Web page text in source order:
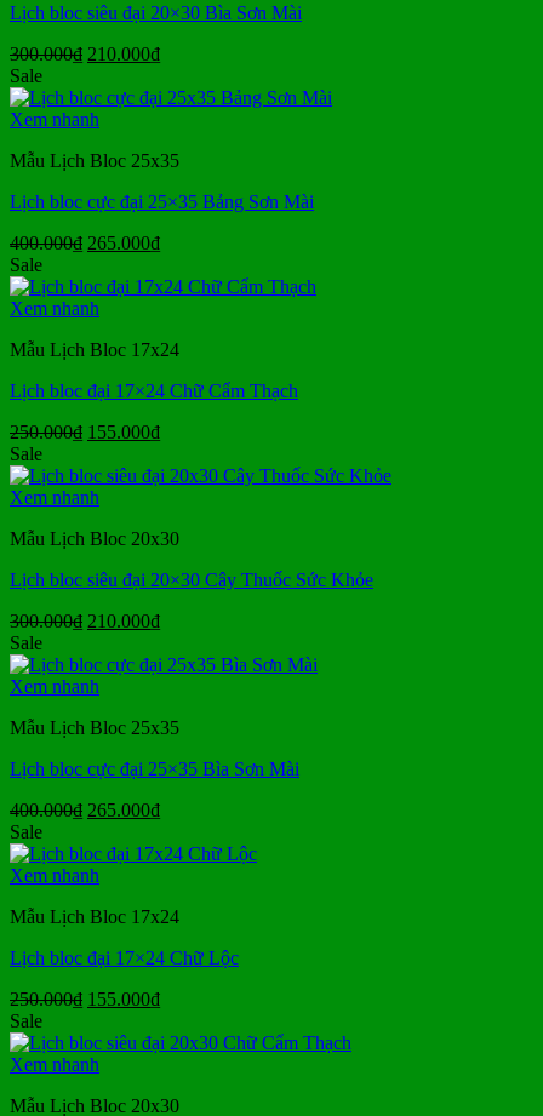
Lịch bloc siêu đại 20×30 Bìa Sơn Mài
300.000₫ Giá
là:
300.000₫.
210.000₫Giá
tại
Sale
Xem nhanh
Mẫu Lịch Bloc 25x35
Lịch bloc cực đại 25×35 Bảng Sơn Mài
400.000₫ Giá
là:
400.000₫.
265.000₫Giá
tại
Sale
Xem nhanh
Mẫu Lịch Bloc 17x24
Lịch bloc đại 17×24 Chữ Cẩm Thạch
250.000₫ Giá
là:
250.000₫.
155.000₫Giá
tại
Sale
Xem nhanh
Mẫu Lịch Bloc 20x30
Lịch bloc siêu đại 20×30 Cây Thuốc Sức Khỏe
300.000₫ Giá
là:
300.000₫.
210.000₫Giá
tại
Sale
Xem nhanh
Mẫu Lịch Bloc 25x35
Lịch bloc cực đại 25×35 Bìa Sơn Mài
400.000₫ Giá
là:
400.000₫.
265.000₫Giá
tại
Sale
Xem nhanh
Mẫu Lịch Bloc 17x24
Lịch bloc đại 17×24 Chữ Lộc
250.000₫ Giá
là:
250.000₫.
155.000₫Giá
tại
Sale
Xem nhanh
Mẫu Lịch Bloc 20x30